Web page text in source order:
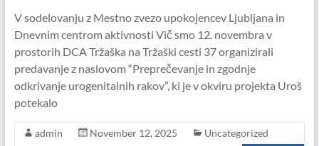
V sodelovanju z Mestno zvezo upokojencev Ljubljana in
Dnevnim centrom aktivnosti Vič smo 12. novembra v
prostorih DCA Tržaška na Tržaški cesti 37 organizirali
predavanje z naslovom “Preprečevanje in zgodnje
odkrivanje urogenitalnih rakov”, ki je v okviru projekta Uroš
potekalo
admin November 12, 2025 Uncategorized